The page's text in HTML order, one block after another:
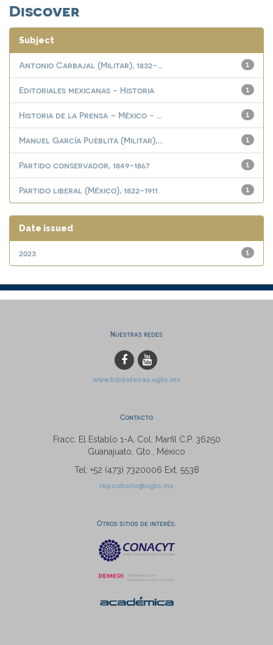
Discover
Subject
1
Antonio Carbajal (Militar), 1832-...
1
Editoriales mexicanas - Historia
1
Historia de la Prensa – México - ...
1
Manuel García Pueblita (Militar),...
1
Partido conservador, 1849-1867
1
Partido liberal (México), 1822-1911
Date issued
1
2023
Nuestras redes
www.bibliotecas.ugto.mx
Contacto
Fracc. El Establo 1-A, Col. Marfil C.P. 36250
Guanajuato, Gto., México
Tel: +52 (473) 7320006 Ext. 5538
repositorio@ugto.mx
Otros sitios de interés: